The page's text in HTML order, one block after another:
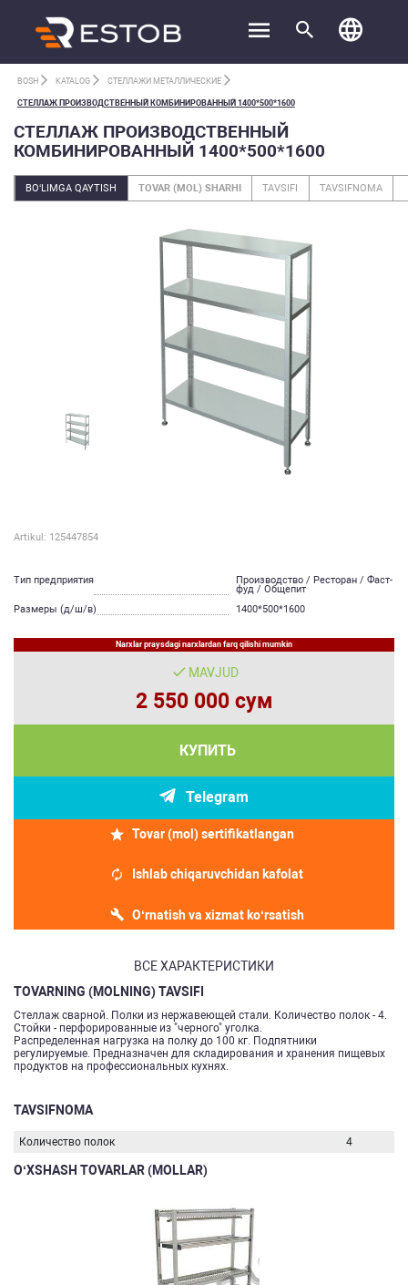
BOSH KATALOG СТЕЛЛАЖИ МЕТАЛЛИЧЕСКИЕ
СТЕЛЛАЖ ПРОИЗВОДСТВЕННЫЙ КОМБИНИРОВАННЫЙ 1400*500*1600
СТЕЛЛАЖ ПРОИЗВОДСТВЕННЫЙ
КОМБИНИРОВАННЫЙ 1400*500*1600
BO‘LIMGA QAYTISH TOVAR (MOL) SHARHI TAVSIFI TAVSIFNOMA
Artikul: 125447854
Тип предприятия Производство / Ресторан / Фаст-
фуд / Общепит
Размеры (д/ш/в)
1400*500*1600
Narxlar praysdagi narxlardan farq qilishi mumkin
MAVJUD
2 550 000 сум
КУПИТЬ
Telegram
Tovar (mol) sertifikatlangan
Ishlab chiqaruvchidan kafolat
O‘rnatish va xizmat ko‘rsatish
ВСЕ ХАРАКТЕРИСТИКИ
TOVARNING (MOLNING) TAVSIFI
Стеллаж сварной. Полки из нержавеющей стали. Количество полок - 4.
Стойки - перфорированные из "черного" уголка.
Распределенная нагрузка на полку до 100 кг. Подпятники
регулируемые. Предназначен для складирования и хранения пищевых
продуктов на профессиональных кухнях.
TAVSIFNOMA
Количество полок 4
O‘XSHASH TOVARLAR (MOLLAR)